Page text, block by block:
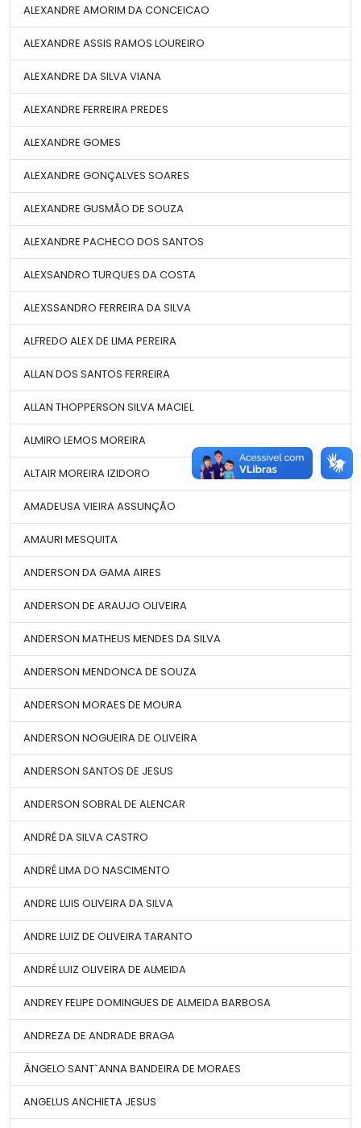
ALEXANDRE AMORIM DA CONCEICAO
ALEXANDRE ASSIS RAMOS LOUREIRO
ALEXANDRE DA SILVA VIANA
ALEXANDRE FERREIRA PREDES
ALEXANDRE GOMES
ALEXANDRE GONÇALVES SOARES
ALEXANDRE GUSMÃO DE SOUZA
ALEXANDRE PACHECO DOS SANTOS
ALEXSANDRO TURQUES DA COSTA
ALEXSSANDRO FERREIRA DA SILVA
ALFREDO ALEX DE LIMA PEREIRA
ALLAN DOS SANTOS FERREIRA
ALLAN THOPPERSON SILVA MACIEL
ALMIRO LEMOS MOREIRA
ALTAIR MOREIRA IZIDORO
AMADEUSA VIEIRA ASSUNÇÃO
AMAURI MESQUITA
ANDERSON DA GAMA AIRES
ANDERSON DE ARAUJO OLIVEIRA
ANDERSON MATHEUS MENDES DA SILVA
ANDERSON MENDONCA DE SOUZA
ANDERSON MORAES DE MOURA
ANDERSON NOGUEIRA DE OLIVEIRA
ANDERSON SANTOS DE JESUS
ANDERSON SOBRAL DE ALENCAR
ANDRÉ DA SILVA CASTRO
ANDRÉ LIMA DO NASCIMENTO
ANDRE LUIS OLIVEIRA DA SILVA
ANDRE LUIZ DE OLIVEIRA TARANTO
ANDRÉ LUIZ OLIVEIRA DE ALMEIDA
ANDREY FELIPE DOMINGUES DE ALMEIDA BARBOSA
ANDREZA DE ANDRADE BRAGA
ÂNGELO SANT`ANNA BANDEIRA DE MORAES
ANGELUS ANCHIETA JESUS